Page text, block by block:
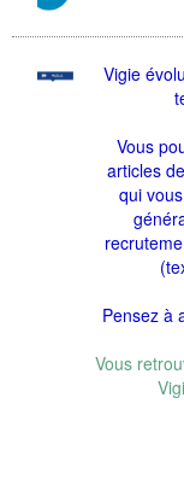
Vigie
Vous
articles
qui
Pensez à
Vous